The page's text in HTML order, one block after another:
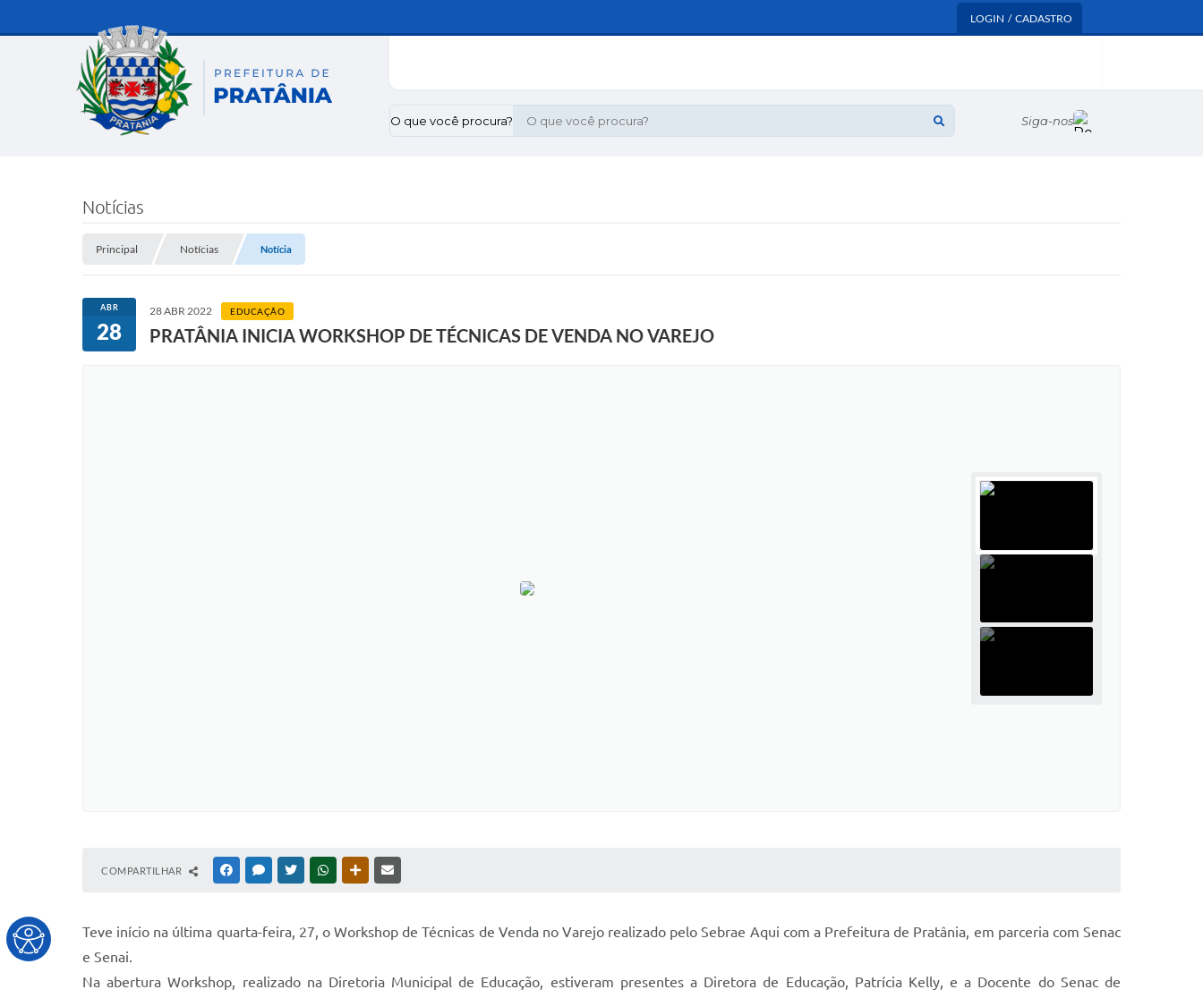
LOGIN / CADASTRO
O que você procura? Siga-nos
Notícias
Principal Notícias Notícia
ABR
28
28 ABR 2022 EDUCAÇÃO
PRATÂNIA INICIA WORKSHOP DE TÉCNICAS DE VENDA NO VAREJO
COMPARTILHAR FACEBOOKMESSENGER
TWITTERWHATSAPPOUTRAS MÍDIAS
Teve início na última quarta-feira, 27, o Workshop de Técnicas de Venda no Varejo realizado pelo Sebrae Aqui com a Prefeitura de Pratânia, em parceria com Senac
e Senai.
Na abertura Workshop, realizado na Diretoria Municipal de Educação, estiveram presentes a Diretora de Educação, Patrícia Kelly, e a Docente do Senac de